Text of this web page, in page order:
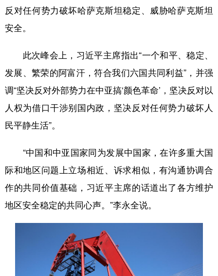
反对任何势力破坏哈萨克斯坦稳定、威胁哈萨克斯坦
安全。
此次峰会上，习近平主席指出“一个和平、稳定、
发展、繁荣的阿富汗，符合我们六国共同利益”，并强
调“坚决反对外部势力在中亚搞‘颜色革命’，坚决反对以
人权为借口干涉别国内政，坚决反对任何势力破坏人
民平静生活”。
“中国和中亚国家同为发展中国家，在许多重大国
际和地区问题上立场相近、诉求相似，有沟通协调合
作的共同价值基础，习近平主席的话道出了各方维护
地区安全稳定的共同心声。”李永全说。